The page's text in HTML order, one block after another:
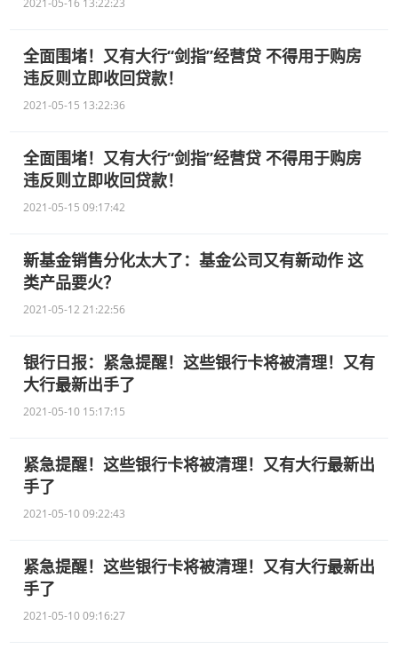
2021-05-16 13:22:23
全面围堵！又有大行“剑指”经营贷 不得用于购房
违反则立即收回贷款！
2021-05-15 13:22:36
全面围堵！又有大行“剑指”经营贷 不得用于购房
违反则立即收回贷款！
2021-05-15 09:17:42
新基金销售分化太大了：基金公司又有新动作 这
类产品要火？
2021-05-12 21:22:56
银行日报：紧急提醒！这些银行卡将被清理！又有
大行最新出手了
2021-05-10 15:17:15
紧急提醒！这些银行卡将被清理！又有大行最新出
手了
2021-05-10 09:22:43
紧急提醒！这些银行卡将被清理！又有大行最新出
手了
2021-05-10 09:16:27